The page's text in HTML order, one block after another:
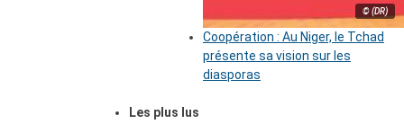
© (DR)
Coopération : Au Niger, le Tchad
présente sa vision sur les
diasporas
Les plus lus